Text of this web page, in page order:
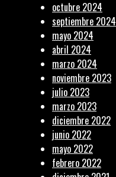
octubre 2024
septiembre 2024
mayo 2024
abril 2024
marzo 2024
noviembre 2023
julio 2023
marzo 2023
diciembre 2022
junio 2022
mayo 2022
febrero 2022